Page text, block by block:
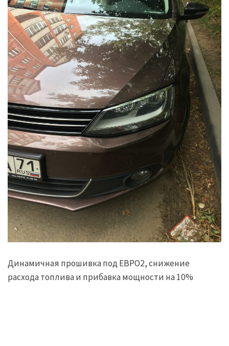
Динамичная прошивка под ЕВРО2, снижение
расхода топлива и прибавка мощности на 10%